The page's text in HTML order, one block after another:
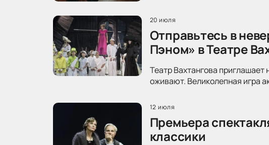
20 июля
Отправьтесь в
Пэном» в Театре
Театр Вахтангова
оживают. Великолепная игра
12 июля
Премьера
классики